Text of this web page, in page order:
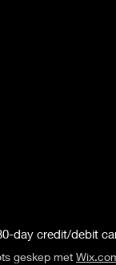
day credit/debit
geskep met